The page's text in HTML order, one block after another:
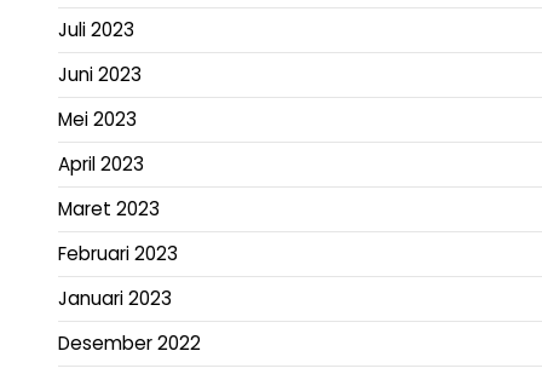
Juli 2023
Juni 2023
Mei 2023
April 2023
Maret 2023
Februari 2023
Januari 2023
Desember 2022